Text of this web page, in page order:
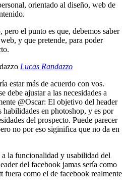
orientado al diseño, web de
pero el punto es que, debemos saber
y que pretende, para poder
Lucas Randazzo
estar más de acuerdo con vos.
debe ajustar a las necesidades a
@Oscar: El objetivo del header
habilidades en photoshop, y es por
del prospecto. Puede parecer
no por eso siginifica que no da en
a la funcionalidad y usabilidad del
del facebook jamas sería como
fuera como el de facebook realmente